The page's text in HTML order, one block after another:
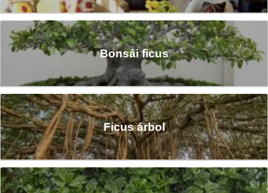
Bonsái ficus
Ficus árbol